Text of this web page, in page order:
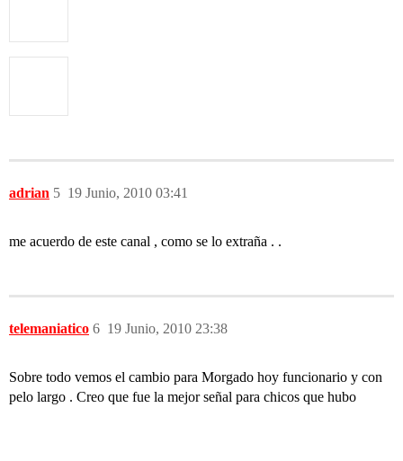
adrian 19 Junio, 2010 03:41
5
me acuerdo de este canal , como se lo extraña . .
telemaniatico 19 Junio, 2010 23:38
6
Sobre todo vemos el cambio para Morgado hoy funcionario y con
pelo largo . Creo que fue la mejor señal para chicos que hubo